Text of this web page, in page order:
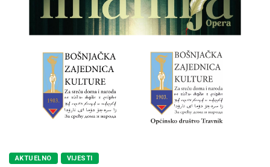
AKTUELNO VIJESTI